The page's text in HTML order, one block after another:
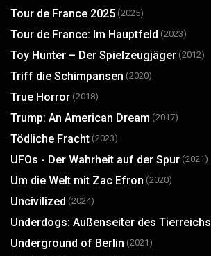
Tour de France 2025 (2025)
Tour de France: Im Hauptfeld (2023)
Toy Hunter – Der Spielzeugjäger (2012)
Triff die Schimpansen (2020)
True Horror (2018)
Trump: An American Dream (2017)
Tödliche Fracht (2023)
UFOs - Der Wahrheit auf der Spur (2021)
Um die Welt mit Zac Efron (2020)
Uncivilized (2024)
Underdogs: Außenseiter des Tierreichs
Underground of Berlin (2021)